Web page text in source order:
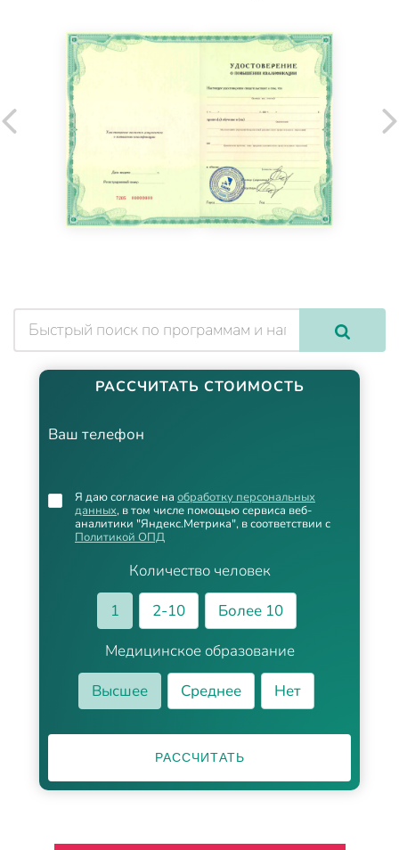
РАССЧИТАТЬ СТОИМОСТЬ
Ваш телефон
Количество человек
1
2-10
Более 10
Медицинское образование
Высшее
Среднее Нет
Я даю согласие на обработку персональных
данных, в том числе помощью сервиса веб-
аналитики "Яндекс.Метрика", в соответствии с
Политикой ОПД
РАССЧИТАТЬ